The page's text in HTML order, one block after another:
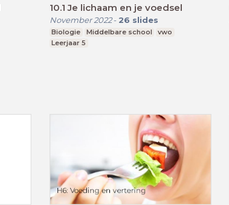
10.1 Je lichaam en je voedsel
November 2022- 26 slides
Biologie Middelbare school
vwo
Leerjaar 5